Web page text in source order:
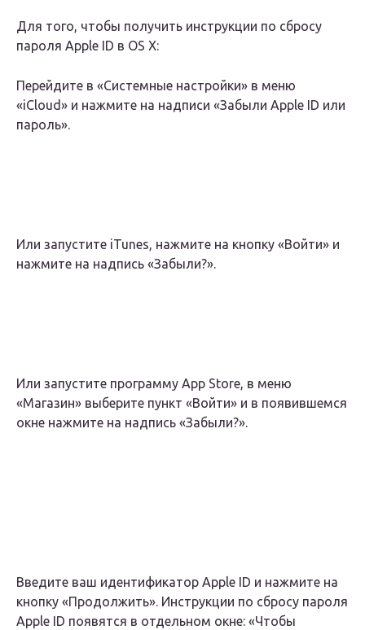
Для того, чтобы получить инструкции по сбросу
пароля Apple ID в OS X:
Перейдите в «Системные настройки» в меню
«iCloud» и нажмите на надписи «Забыли Apple ID или
пароль».
Или запустите iTunes, нажмите на кнопку «Войти» и
нажмите на надпись «Забыли?».
Или запустите программу App Store, в меню
«Магазин» выберите пункт «Войти» и в появившемся
окне нажмите на надпись «Забыли?».
Введите ваш идентификатор Apple ID и нажмите на
кнопку «Продолжить». Инструкции по сбросу пароля
Apple ID появятся в отдельном окне: «Чтобы